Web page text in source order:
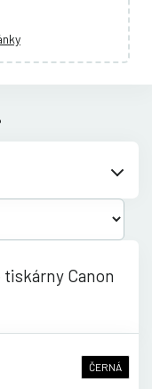
tiskárny Canon
ČERNÁ